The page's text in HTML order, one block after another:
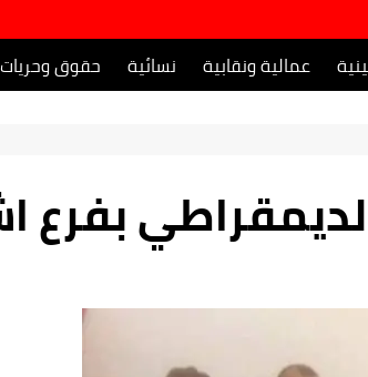
عمالية ونقابية نسائية حقوق وحريات
بفرع